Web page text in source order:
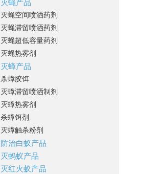
灭蝇产品
灭蝇空间喷洒药剂
灭蝇滞留喷洒药剂
灭蝇超低容量药剂
灭蝇热雾剂
灭蟑产品
杀蟑胶饵
灭蟑滞留喷洒制剂
灭蟑热雾剂
杀蟑饵剂
灭蟑触杀粉剂
防治白蚁产品
灭蚂蚁产品
灭红火蚁产品